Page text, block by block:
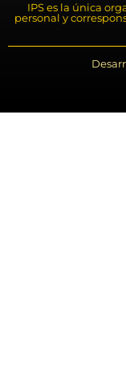
IPS es la única
personal y